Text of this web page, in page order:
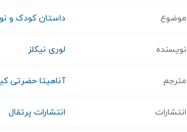
موضوع داستان کودک و
نویسنده لوری نیکلز
مترجم آناهیتا حضرتی
انتشارات انتشارات پرتقال